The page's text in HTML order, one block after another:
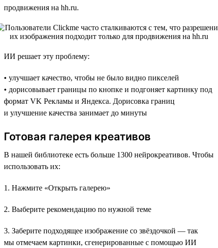
продвижения на hh.ru.
ИИ решает эту проблему:
• улучшает качество, чтобы не было видно пикселей
• дорисовывает границы по кнопке и подгоняет картинку под
формат VK Рекламы и Яндекса. Дорисовка границ
и улучшение качества занимает до минуты
Готовая галерея креативов
В нашей библиотеке есть больше 1300 нейрокреативов. Чтобы
использовать их:
1. Нажмите «Открыть галерею»
2. Выберите рекомендацию по нужной теме
3. Заберите подходящее изображение со звёздочкой — так
мы отмечаем картинки, сгенерированные с помощью ИИ